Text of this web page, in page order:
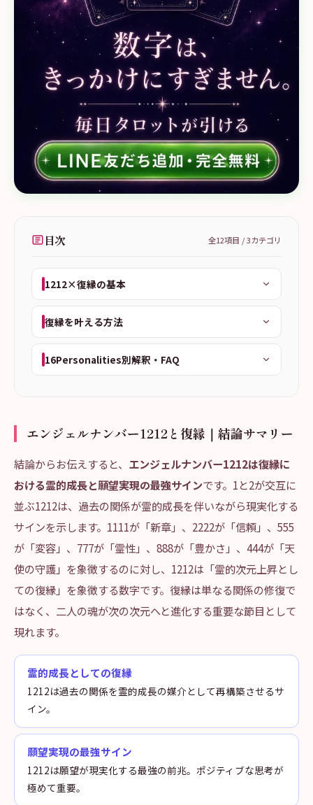
目次 全12項目 /3カテゴリ
1212×復縁の基本
復縁を叶える方法
16Personalities別解釈・FAQ
エンジェルナンバー1212と復縁｜結論サマリー
結論からお伝えすると、 エンジェルナンバー1212は復縁に
おける霊的成長と願望実現の最強サインです。1と2が交互に
並ぶ1212は、過去の関係が霊的成長を伴いながら現実化する
サインを示します。1111が「新章」、2222が「信頼」、555
が「変容」、777が「霊性」、888が「豊かさ」、444が「天
使の守護」を象徴するのに対し、1212は「霊的次元上昇とし
ての復縁」を象徴する数字です。復縁は単なる関係の修復で
はなく、二人の魂が次の次元へと進化する重要な節目として
現れます。
霊的成長としての復縁
1212は過去の関係を霊的成長の媒介として再構築させるサ
イン。
願望実現の最強サイン
1212は願望が現実化する最強の前兆。ポジティブな思考が
極めて重要。